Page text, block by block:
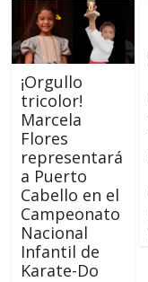
¡Orgullo
tricolor!
Marcela
Flores
representará
a Puerto
Cabello en el
Campeonato
Nacional
Infantil de
Karate-Do